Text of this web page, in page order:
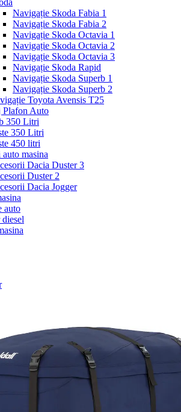
Navigație Skoda Fabia 1
Navigație Skoda Fabia 2
Navigație Skoda Octavia 1
Navigație Skoda Octavia 2
Navigație Skoda Octavia 3
Navigație Skoda Rapid
Navigație Skoda Superb 1
Navigație Skoda Superb 2
Toyota Avensis T25
Plafon Auto
350 Litri
350 Litri
450 litri
masina
Dacia Duster 3
Duster 2
Dacia Jogger
auto